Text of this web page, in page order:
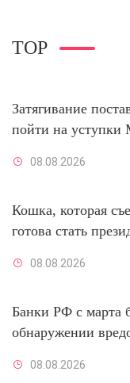
TOP
Затягивание
пойти на уступки
08.08.2026
Кошка, которая
готова стать
08.08.2026
Банки РФ с марта
обнаружении
08.08.2026